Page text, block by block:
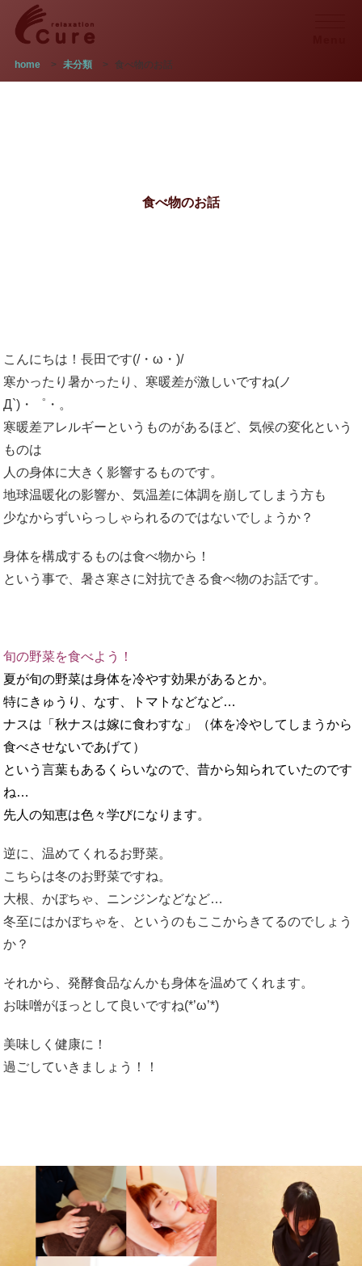
home > 未分類 > 食べ物のお話
食べ物のお話
こんにちは！長田です(/・ω・)/
寒かったり暑かったり、寒暖差が激しいですね(ノ
Д`)・゜・。
寒暖差アレルギーというものがあるほど、気候の変化という
ものは
人の身体に大きく影響するものです。
地球温暖化の影響か、気温差に体調を崩してしまう方も
少なからずいらっしゃられるのではないでしょうか？
身体を構成するものは食べ物から！
という事で、暑さ寒さに対抗できる食べ物のお話です。
旬の野菜を食べよう！
夏が旬の野菜は身体を冷やす効果があるとか。
特にきゅうり、なす、トマトなどなど…
ナスは「秋ナスは嫁に食わすな」（体を冷やしてしまうから
食べさせないであげて）
という言葉もあるくらいなので、昔から知られていたのです
ね…
先人の知恵は色々学びになります。
逆に、温めてくれるお野菜。
こちらは冬のお野菜ですね。
大根、かぼちゃ、ニンジンなどなど…
冬至にはかぼちゃを、というのもここからきてるのでしょう
か？
それから、発酵食品なんかも身体を温めてくれます。
お味噌がほっとして良いですね(*’ω’*)
美味しく健康に！
過ごしていきましょう！！